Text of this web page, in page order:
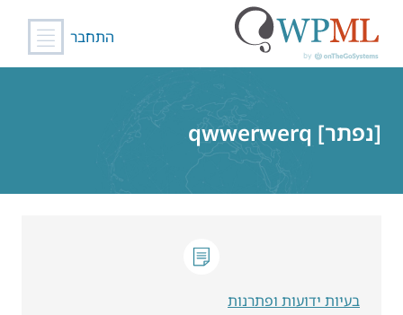
התחבר
[נפתר] qwwerwerq
בעיות ידועות ופתרנות